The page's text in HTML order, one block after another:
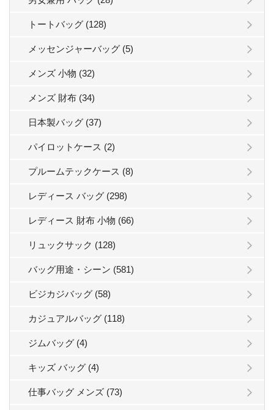
トートバッグ (128)
メッセンジャーバッグ (5)
メンズ 小物 (32)
メンズ 財布 (34)
日本製バッグ (37)
パイロットケース (2)
プルームテックケース (8)
レディース バッグ (298)
レディース 財布 小物 (66)
リュックサック (128)
バッグ用途・シーン (581)
ビジカジバッグ (58)
カジュアルバッグ (118)
ジムバッグ (4)
キッズ バッグ (4)
仕事バッグ メンズ (73)